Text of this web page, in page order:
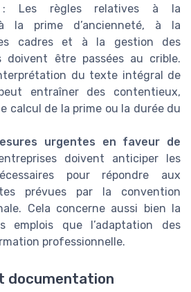
Les règles relatives à la
la prime d’ancienneté, à la
cadres et à la gestion des
doivent être passées au crible.
du texte intégral de
entraîner des contentieux,
calcul de la prime ou la durée du
urgentes en faveur de
doivent anticiper les
pour répondre aux
prévues par la convention
Cela concerne aussi bien la
emplois que l’adaptation des
professionnelle.
documentation